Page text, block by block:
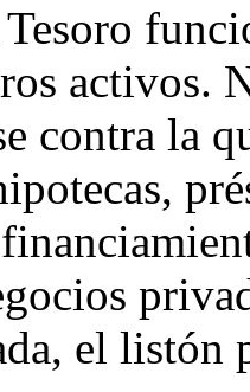
activos.
contra la
el listón